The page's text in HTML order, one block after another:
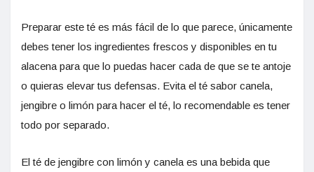
Preparar este té es más fácil de lo que parece, únicamente
debes tener los ingredientes frescos y disponibles en tu
alacena para que lo puedas hacer cada de que se te antoje
o quieras elevar tus defensas. Evita el té sabor canela,
jengibre o limón para hacer el té, lo recomendable es tener
todo por separado.
El té de jengibre con limón y canela es una bebida que